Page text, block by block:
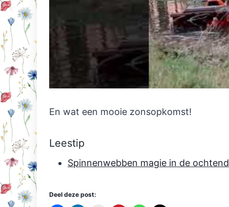
En wat een mooie zonsopkomst!
Leestip
Spinnenwebben magie in de ochtend
Deel deze post: